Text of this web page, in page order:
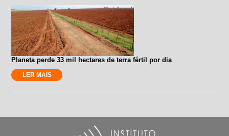
Planeta perde 33 mil hectares de terra fértil por dia
LER MAIS